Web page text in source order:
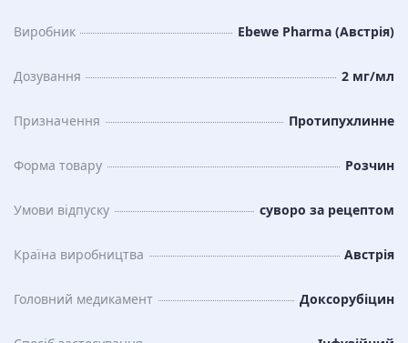
Виробник Ebewe Pharma (Австрія)
Дозування 2 мг/мл
Призначення Протипухлинне
Форма товару Розчин
Умови відпуску суворо за рецептом
Країна виробництва Австрія
Головний медикамент Доксорубіцин